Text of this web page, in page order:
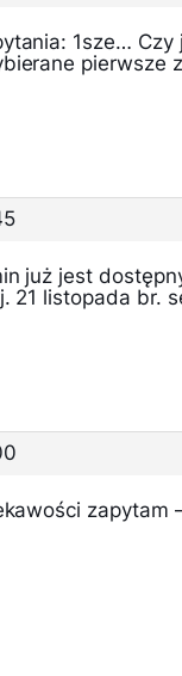
1sze…
pierwsze
już jest
21 listopada br.
zapytam